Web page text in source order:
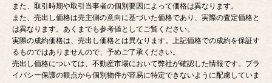
また、取引時期や取引当事者の個別要因によって価格は異なります。
また、売出し価格は売主側の意向に基づいた価格であり、実際の査定価格と
は異なります。あくまでも参考値としてご覧ください。
実際の成約価格は、売出し価格とは異なります。上記価格での成約を保証す
るものではありませんので、予めご了承ください。
売出し価格については、不動産市場において弊社が確認した情報です。プラ
イバシー保護の観点から個別物件が容易に特定できないように配慮していま